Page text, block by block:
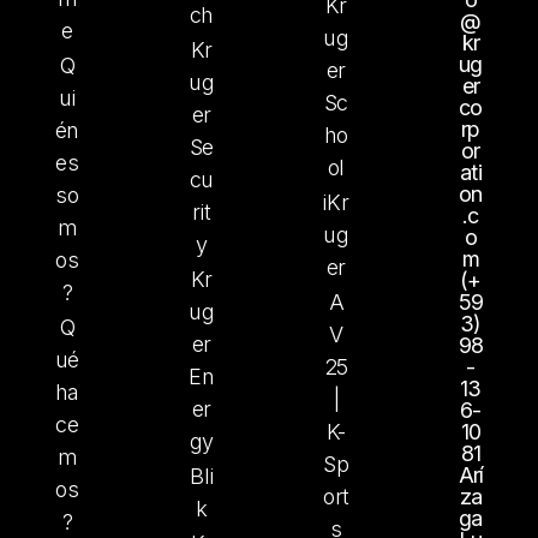
e
Q
ui
én
es
so
m
os
?
Q
ué
ha
ce
m
os
?
ch
Kr
ug
er
Se
cu
rit
y
Kr
ug
er
En
er
gy
Bli
k
Kr
ug
er
Sc
ho
ol
iKr
ug
er
A
V
25
K-
Sp
ort
s
@
kr
ug
er
co
rp
or
ati
on
.c
o
m
(+
59
3)
98
-
13
6-
10
81
Arí
za
ga